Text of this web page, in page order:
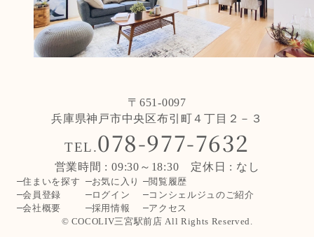
〒651-0097
兵庫県神戸市中央区布引町４丁目２－３
TEL.078-977-7632
営業時間 : 09:30～18:30 定休日 : なし
住まいを探す お気に入り
閲覧履歴
会員登録
ログイン
コンシェルジュのご紹介
会社概要
採用情報
アクセス
© COCOLIV三宮駅前店 All Rights Reserved.